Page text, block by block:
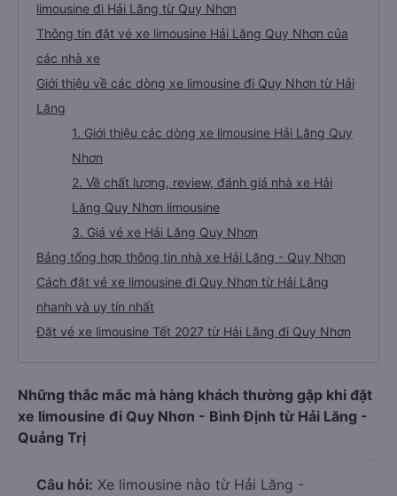
limousine đi Hải Lăng từ Quy Nhơn
Thông tin đặt vé xe limousine Hải Lăng Quy Nhơn của
các nhà xe
Giới thiệu về các dòng xe limousine đi Quy Nhơn từ Hải
Lăng
1. Giới thiệu các dòng xe limousine Hải Lăng Quy
Nhơn
2. Về chất lượng, review, đánh giá nhà xe Hải
Lăng Quy Nhơn limousine
3. Giá vé xe Hải Lăng Quy Nhơn
Bảng tổng hợp thông tin nhà xe Hải Lăng - Quy Nhơn
Cách đặt vé xe limousine đi Quy Nhơn từ Hải Lăng
nhanh và uy tín nhất
Đặt vé xe limousine Tết 2027 từ Hải Lăng đi Quy Nhơn
Những thắc mắc mà hàng khách thường gặp khi đặt
xe limousine đi Quy Nhơn - Bình Định từ Hải Lăng -
Quảng Trị
Câu hỏi: Xe limousine nào từ Hải Lăng -